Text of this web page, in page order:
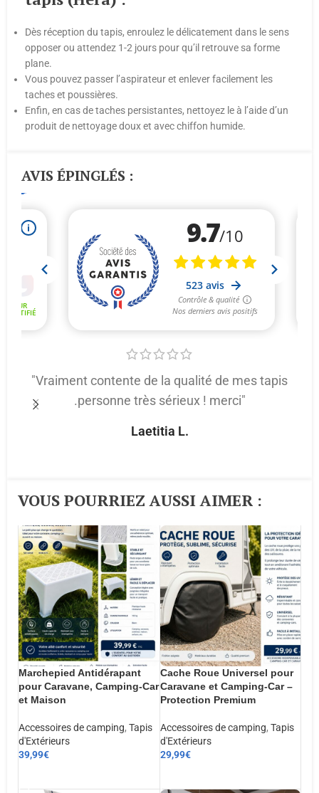
Dès réception du tapis, enroulez le délicatement dans le sens
opposer ou attendez 1-2 jours pour qu’il retrouve sa forme
plane.
Vous pouvez passer l’aspirateur et enlever facilement les
taches et poussières.
Enfin, en cas de taches persistantes, nettoyez le à l’aide d’un
produit de nettoyage doux et avec chiffon humide.
AVIS ÉPINGLÉS :
"Vraiment contente de la qualité de mes tapis
.personne très sérieux ! merci"
Laetitia L.
VOUS POURRIEZ AUSSI AIMER :​
Marchepied Antidérapant
pour Caravane, Camping-Car
et Maison
Accessoires de camping, Tapis
d'Extérieurs
39,99€
Cache Roue Universel pour
Caravane et Camping-Car –
Protection Premium
Accessoires de camping, Tapis
d'Extérieurs
29,99€